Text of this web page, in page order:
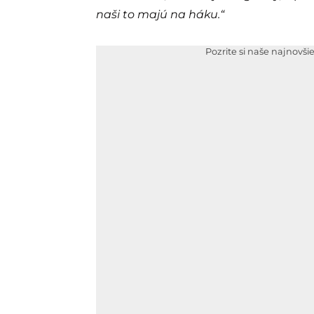
naši to majú na háku.“
Pozrite si naše